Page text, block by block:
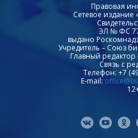
Правовая
Сетевое издание
ЭЛ № ФС
выдано
Учредитель – Союз
Главный
Связь с
Телефон: +7
E-mail: